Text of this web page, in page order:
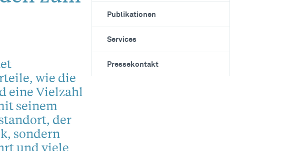
wie die
eine Vielzahl
seinem
der
sondern
und viele
Publikationen
Services
Pressekontakt